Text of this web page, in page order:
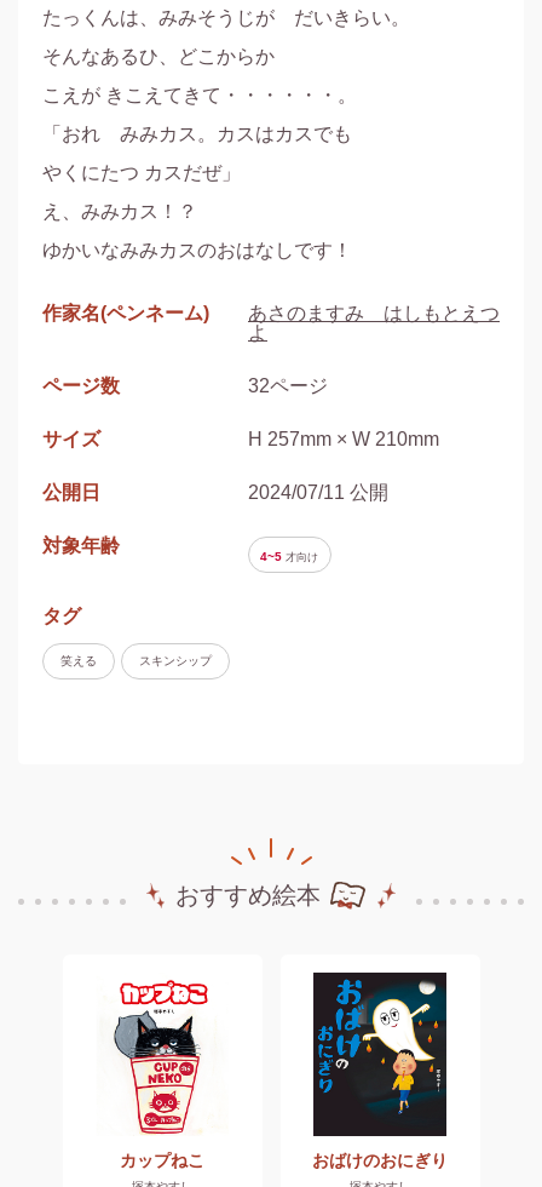
たっくんは、みみそうじが　だいきらい。
そんなあるひ、どこからか
こえが きこえてきて・・・・・・。
「おれ　みみカス。カスはカスでも
やくにたつ カスだぜ」
え、みみカス！？
ゆかいなみみカスのおはなしです！
作家名(ペンネーム)
あさのますみ はしもとえつ
よ
ページ数 32ページ
サイズ H 257mm × W 210mm
公開日 2024/07/11 公開
対象年齢
4~5 才向け
タグ
笑える スキンシップ
おすすめ絵本
カップねこ おばけのおにぎり